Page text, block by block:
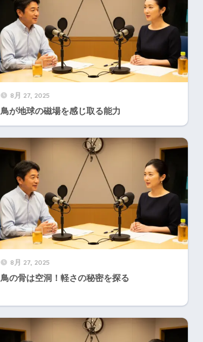
8月 27, 2025
鳥が地球の磁場を感じ取る能力
8月 27, 2025
鳥の骨は空洞！軽さの秘密を探る